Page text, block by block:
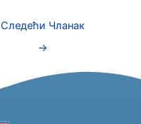
Следећи Чланак
→